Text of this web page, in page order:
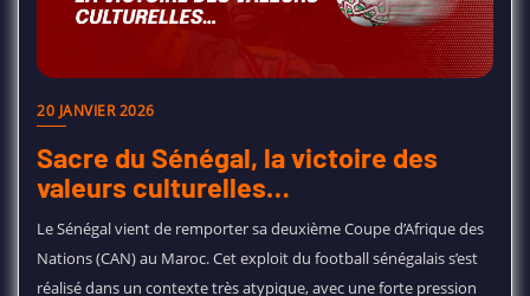
20 JANVIER 2026
Sacre du Sénégal, la victoire des
valeurs culturelles…
Le Sénégal vient de remporter sa deuxième Coupe d’Afrique des
Nations (CAN) au Maroc. Cet exploit du football sénégalais s’est
réalisé dans un contexte très atypique, avec une forte pression